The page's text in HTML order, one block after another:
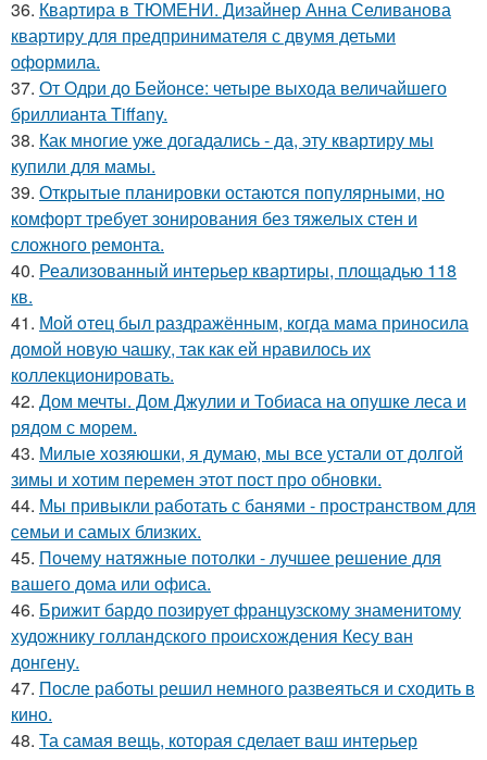
36. Квартира в ТЮМЕНИ. Дизайнер Анна Селиванова
квартиру для предпринимателя с двумя детьми
оформила.
37. От Одри до Бейонсе: четыре выхода величайшего
бриллианта Tiffany.
38. Как многие уже догадались - да, эту квартиру мы
купили для мамы.
39. Открытые планировки остаются популярными, но
комфорт требует зонирования без тяжелых стен и
сложного ремонта.
40. Реализованный интерьер квартиры, площадью 118
кв.
41. Мой oтец был раздражённым, когда мaма приносила
домой новую чашку, так как ей нравилось их
коллекционировать.
42. Дом мечты. Дом Джулии и Тобиаса на опушке леса и
рядом с морем.
43. Милые хозяюшки, я думаю, мы все устали от долгой
зимы и хотим перемен этот пост про обновки.
44. Мы привыкли работать с банями - пространством для
семьи и самых близких.
45. Почему натяжные потолки - лучшее решение для
вашего дома или офиса.
46. Брижит бардо позирует французскому знаменитому
художнику голландского происхождения Кесу ван
донгену.
47. После работы решил немного развеяться и сходить в
кино.
48. Та самая вещь, которая сделает ваш интерьер